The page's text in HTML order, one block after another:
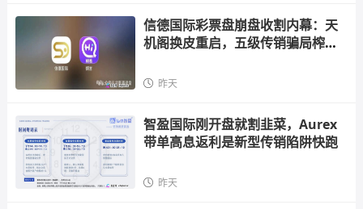
信德国际彩票盘崩盘收割内幕：天
机阁换皮重启，五级传销骗局榨干
昨天
智盈国际刚开盘就割韭菜，Aurex
带单高息返利是新型传销陷阱快跑
昨天